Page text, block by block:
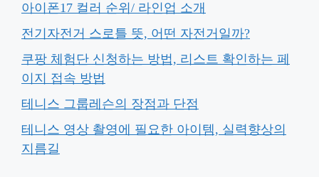
아이폰17 컬러 순위/ 라인업 소개
전기자전거 스로틀 뜻, 어떤 자전거일까?
쿠팡 체험단 신청하는 방법, 리스트 확인하는 페
이지 접속 방법
테니스 그룹레슨의 장점과 단점
테니스 영상 촬영에 필요한 아이템, 실력향상의
지름길